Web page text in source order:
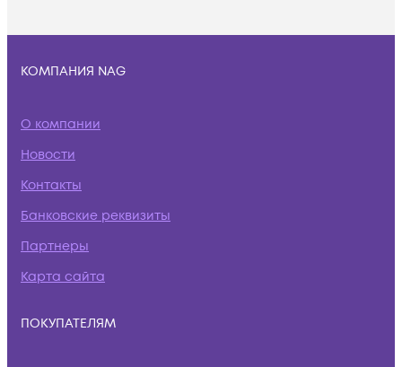
КОМПАНИЯ NAG
О компании
Новости
Контакты
Банковские реквизиты
Партнеры
Карта сайта
ПОКУПАТЕЛЯМ